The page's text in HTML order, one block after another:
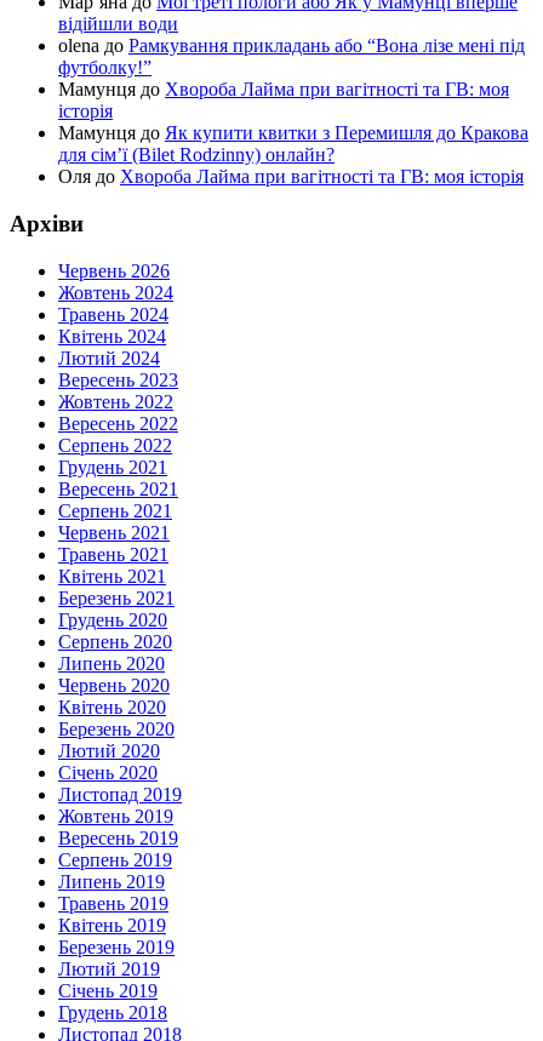
відійшли води
olena до Рамкування прикладань або “Вона лізе мені під
футболку!”
Мамунця до Хвороба Лайма при вагітності та ГВ: моя
історія
Мамунця до Як купити квитки з Перемишля до Кракова
для сім’ї (Bilet Rodzinny) онлайн?
Оля до Хвороба Лайма при вагітності та ГВ: моя історія
Архіви
Червень 2026
Жовтень 2024
Травень 2024
Квітень 2024
Лютий 2024
Вересень 2023
Жовтень 2022
Вересень 2022
Серпень 2022
Грудень 2021
Вересень 2021
Серпень 2021
Червень 2021
Травень 2021
Квітень 2021
Березень 2021
Грудень 2020
Серпень 2020
Липень 2020
Червень 2020
Квітень 2020
Березень 2020
Лютий 2020
Січень 2020
Листопад 2019
Жовтень 2019
Вересень 2019
Серпень 2019
Липень 2019
Травень 2019
Квітень 2019
Березень 2019
Лютий 2019
Січень 2019
Грудень 2018
Листопад 2018